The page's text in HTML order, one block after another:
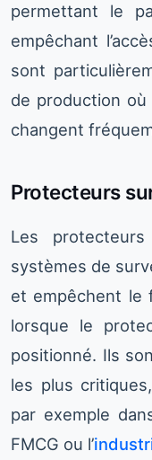
permettant le
empêchant
sont
de production
changent
Protecteurs
Les
systèmes de
et empêchent le
lorsque le
positionné. Ils
les plus
par exemple
FMCG ou l’